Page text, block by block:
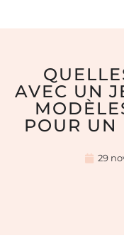
AVEC UN
POUR UN
29